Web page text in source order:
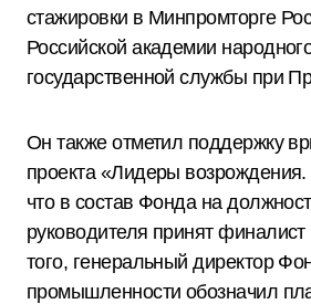
стажировки в Минпромторге
Российской академии
государственной службы при
Он также отметил поддержку
проекта «Лидеры
что в состав Фонда на
руководителя принят финалист
того, генеральный директор
промышленности обозначил